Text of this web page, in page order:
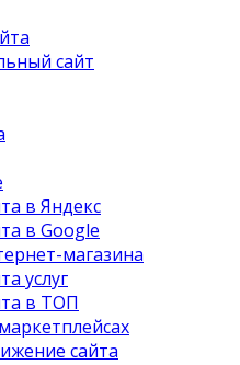
сайт
в Яндекс
в Google
магазина
услуг
в ТОП
сайта